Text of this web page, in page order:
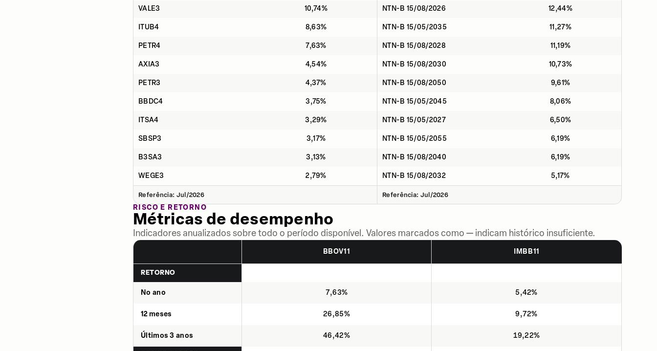
VALE3 10,74% NTN-B 15/08/2026 12,44%
ITUB4 8,63% NTN-B 15/05/2035 11,27%
PETR4 7,63% NTN-B 15/08/2028 11,19%
AXIA3 4,54% NTN-B 15/08/2030 10,73%
PETR3 4,37% NTN-B 15/08/2050 9,61%
BBDC4 3,75% NTN-B 15/05/2045 8,06%
ITSA4 3,29% NTN-B 15/05/2027 6,50%
SBSP3 3,17% NTN-B 15/05/2055 6,19%
B3SA3 3,13% NTN-B 15/08/2040 6,19%
WEGE3 2,79% NTN-B 15/08/2032 5,17%
Referência: Jul/2026 Referência: Jul/2026
RISCO E RETORNO
Métricas de desempenho
Indicadores anualizados sobre todo o período disponível. Valores marcados como — indicam histórico insuficiente.
BBOV11 IMBB11
RETORNO
No ano 7,63% 5,42%
12 meses 26,85% 9,72%
Últimos 3 anos 46,42% 19,22%